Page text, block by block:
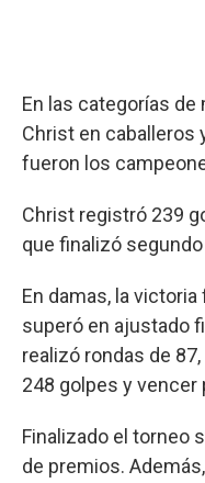
En las categorías
Christ en caballeros
fueron los
Christ registró 239
que finalizó
En damas, la
superó en ajustado
realizó rondas de
248 golpes y vencer
Finalizado el torneo
de premios.